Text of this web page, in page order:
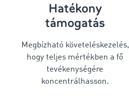
Hatékony
támogatás
Megbízható követeléskezelés,
hogy teljes mértékben a fő
tevékenységére
koncentrálhasson.